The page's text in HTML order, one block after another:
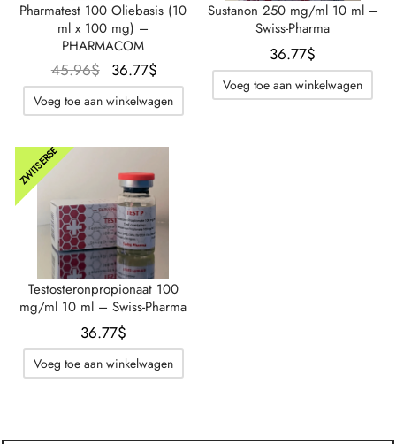
Pharmatest 100 Oliebasis (10
ml x 100 mg) –
PHARMACOM
45.96$ Oorspronkelijke
prijs was:
45.96$.
36.77$
huidige
prijs is:
Voeg toe aan winkelwagen
Sustanon 250 mg/ml 10 ml –
Swiss-Pharma
36.77$
Voeg toe aan winkelwagen
ZWITSERSE
Testosteronpropionaat 100
mg/ml 10 ml – Swiss-Pharma
36.77$
Voeg toe aan winkelwagen